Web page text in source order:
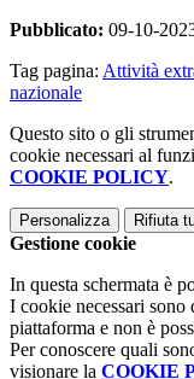
Pubblicato: 09-10-
Tag pagina: Attività
nazionale
Questo sito o gli
cookie necessari al
COOKIE POLICY.
Personalizza Rifiuta
Gestione cookie
In questa schermata è
I cookie necessari
piattaforma e non è
Per conoscere quali
visionare la COOKIE